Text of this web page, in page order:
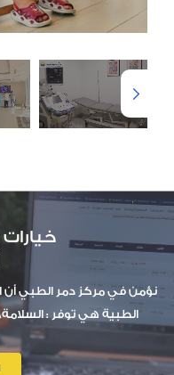
نؤمن في مركز دمر الطبي أن
الطبية هي توفر : السلامة،